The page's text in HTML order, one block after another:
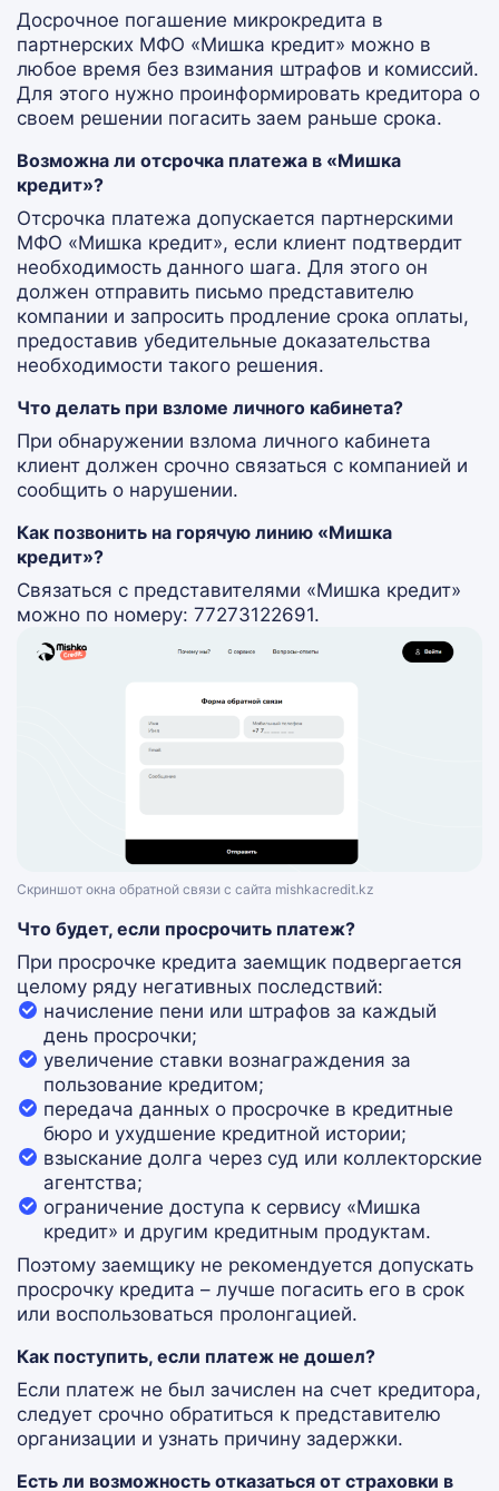
Досрочное погашение микрокредита в
партнерских МФО «Мишка кредит» можно в
любое время без взимания штрафов и комиссий.
Для этого нужно проинформировать кредитора о
своем решении погасить заем раньше срока.
Возможна ли отсрочка платежа в «Мишка
кредит»?
Отсрочка платежа допускается партнерскими
МФО «Мишка кредит», если клиент подтвердит
необходимость данного шага. Для этого он
должен отправить письмо представителю
компании и запросить продление срока оплаты,
предоставив убедительные доказательства
необходимости такого решения.
Что делать при взломе личного кабинета?
При обнаружении взлома личного кабинета
клиент должен срочно связаться с компанией и
сообщить о нарушении.
Как позвонить на горячую линию «Мишка
кредит»?
Связаться с представителями «Мишка кредит»
можно по номеру: 77273122691.
Скриншот окна обратной связи с сайта mishkacredit.kz
Что будет, если просрочить платеж?
При просрочке кредита заемщик подвергается
целому ряду негативных последствий:
начисление пени или штрафов за каждый
день просрочки;
увеличение ставки вознаграждения за
пользование кредитом;
передача данных о просрочке в кредитные
бюро и ухудшение кредитной истории;
взыскание долга через суд или коллекторские
агентства;
ограничение доступа к сервису «Мишка
кредит» и другим кредитным продуктам.
Поэтому заемщику не рекомендуется допускать
просрочку кредита – лучше погасить его в срок
или воспользоваться пролонгацией.
Как поступить, если платеж не дошел?
Если платеж не был зачислен на счет кредитора,
следует срочно обратиться к представителю
организации и узнать причину задержки.
Есть ли возможность отказаться от страховки в